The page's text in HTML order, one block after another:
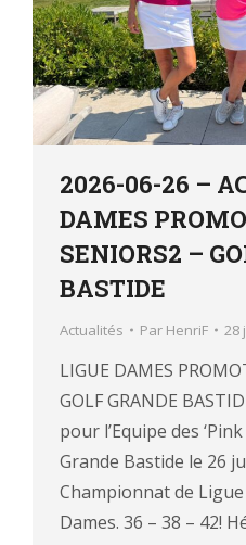
2026-06-26 –
DAMES
SENIORS2 –
BASTIDE
Actualités Par HenriF 28
LIGUE DAMES
GOLF GRANDE
pour l’Equipe des
Grande Bastide le 26
Championnat de
Dames. 36 – 38 – 42!